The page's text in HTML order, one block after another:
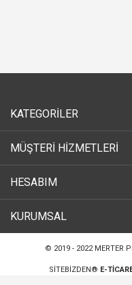
KATEGORİLER
MÜŞTERİ HİZMETLERİ
HESABIM
KURUMSAL
© 2019 - 2022 MERTER
SITEBIZDEN® E-